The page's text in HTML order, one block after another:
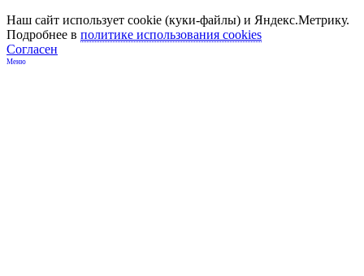
Меню
Наш сайт использует cookie (куки-файлы) и Яндекс.Метрику.
Подробнее в политике использования cookies
Согласен